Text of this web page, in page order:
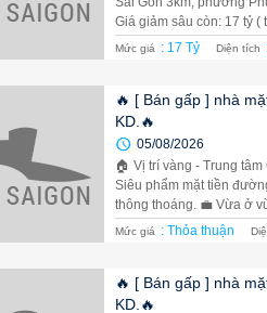
Giá giảm sâu còn: 17 tỷ
Mức giá : 17 Tỷ Diện tích
🔥 [ Bán gấp ] nhà
KD.🔥
05/08/2026
🏠 Vị trí vàng - Trung
Siêu phẩm mặt tiền
thông thoáng. 💼 Vừa ở
Mức giá : Thỏa thuận
🔥 [ Bán gấp ] nhà
KD.🔥